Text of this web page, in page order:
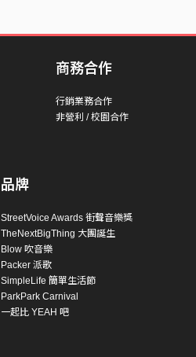
商務合作
行銷業務合作
非營利 / 校園合作
品牌
StreetVoice Awards 街聲音樂獎
TheNextBigThing 大團誕生
Blow 吹音樂
Packer 派歌
SimpleLife 簡單生活節
ParkPark Carnival
一起比 YEAH 吧